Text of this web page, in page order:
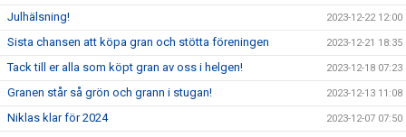
Julhälsning! 2023-12-22 12:00
Sista chansen att köpa gran och stötta föreningen 2023-12-21 18:35
Tack till er alla som köpt gran av oss i helgen! 2023-12-18 07:23
Granen står så grön och grann i stugan! 2023-12-13 11:08
Niklas klar för 2024 2023-12-07 07:50